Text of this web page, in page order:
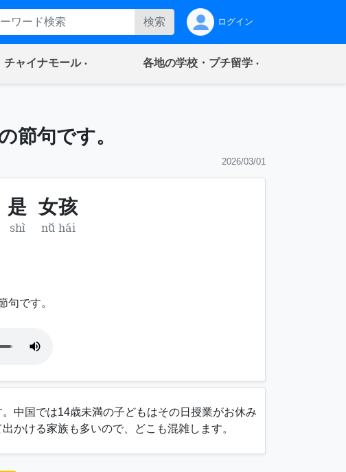
検索 ログイン
チャイナモール(current) 各地の学校・プチ留学(current)
節句です。
2026/03/01
是 女孩
shì nǚ hái
句です。
。中国では14歳未満の子どもはその日授業がお休み
かける家族も多いので、どこも混雑します。